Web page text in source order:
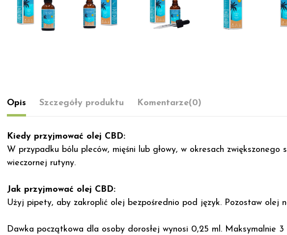
Opis Szczegóły produktu Komentarze(0)
Kiedy przyjmować olej CBD:
W przypadku bólu pleców, mięśni lub głowy, w okresach
wieczornej rutyny.
Jak przyjmować olej CBD:
Użyj pipety, aby zakroplić olej bezpośrednio pod język. Pozostaw olej
Dawka początkowa dla osoby dorosłej wynosi 0,25 ml. Maksymalnie 3